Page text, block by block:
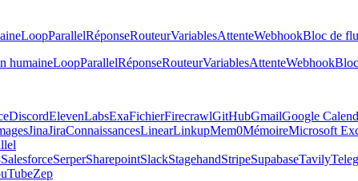
LoopParallelRéponseRouteurVariablesAttenteWebhookBloc de
humaineLoopParallelRéponseRouteurVariablesAttenteWebhook
DiscordElevenLabsExaFichierFirecrawlGitHubGmailGoogle
JinaJiraConnaissancesLinearLinkupMem0MémoireMicrosoft
SalesforceSerperSharepointSlackStagehandStripeSupabaseTavily
Zep